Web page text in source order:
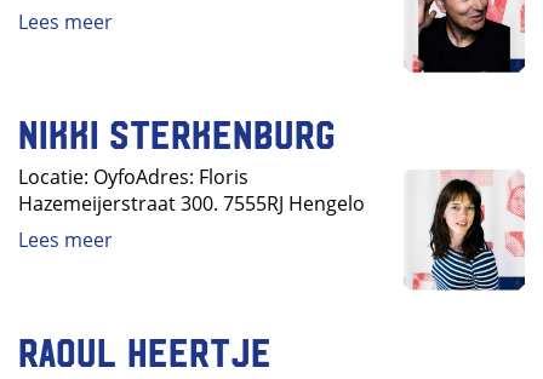
Lees meer
Nikki Sterkenburg
Locatie: OyfoAdres: Floris
Hazemeijerstraat 300. 7555RJ Hengelo
Lees meer
Raoul Heertje